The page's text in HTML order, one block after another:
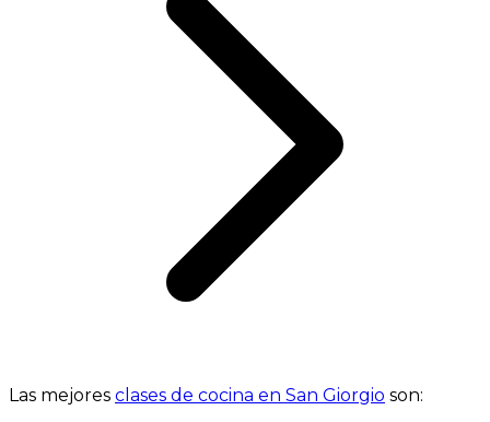
Las mejores clases de cocina en San Giorgio son: